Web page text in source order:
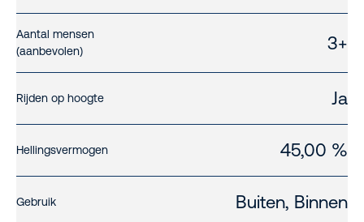
Aantal mensen
(aanbevolen)
3+
Rijden op hoogte Ja
Hellingsvermogen 45,00 %
Gebruik Buiten, Binnen